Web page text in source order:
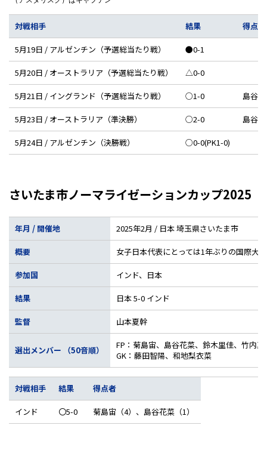
対戦相手 結果 得点者
5月19日 / アルゼンチン（予選総当たり戦） ●0-1
5月20日 / オーストラリア（予選総当たり戦） △0-0
5月21日 / イングランド（予選総当たり戦） ○1-0 島谷
5月23日 / オーストラリア（準決勝） ○2-0 島谷
5月24日 / アルゼンチン（決勝戦） ○0-0(PK1-0)
さいたま市ノーマライゼーションカップ2025
年月 / 開催地 2025年2月 / 日本 埼玉県さいたま市
概要 女子日本代表にとっては1年ぶりの国際大
参加国 インド、日本
結果 日本 5-0 インド
監督 山本夏幹
選出メンバー （50音順）
FP：菊島宙、島谷花菜、鈴木里佳、竹内
GK：藤田智陽、和地梨衣菜
対戦相手 結果 得点者
インド 〇5-0 菊島宙（4）、島谷花菜（1）